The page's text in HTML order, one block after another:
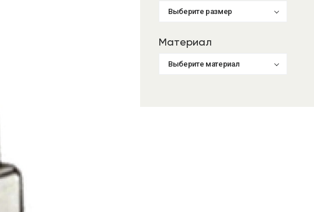
Выберите размер
Материал
Выберите материал